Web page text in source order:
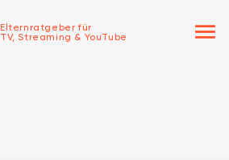
Elternratgeber für
TV, Streaming & YouTube
menu